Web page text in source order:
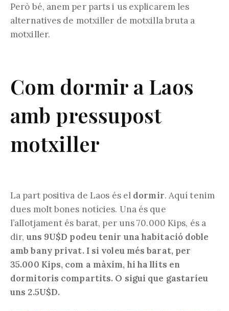
Però bé, anem per parts i us explicarem les
alternatives de motxiller de motxilla bruta a
motxiller.
Com dormir a Laos
amb pressupost
motxiller
La part positiva de Laos és el dormir. Aquí tenim
dues molt bones notícies. Una és que
l’allotjament és barat, per uns 70.000 Kips, és a
dir, uns 9U$D podeu tenir una habitació doble
amb bany privat. I si voleu més barat, per
35.000 Kips, com a màxim, hi ha llits en
dormitoris compartits. O sigui que gastaríeu
uns 2.5U$D.